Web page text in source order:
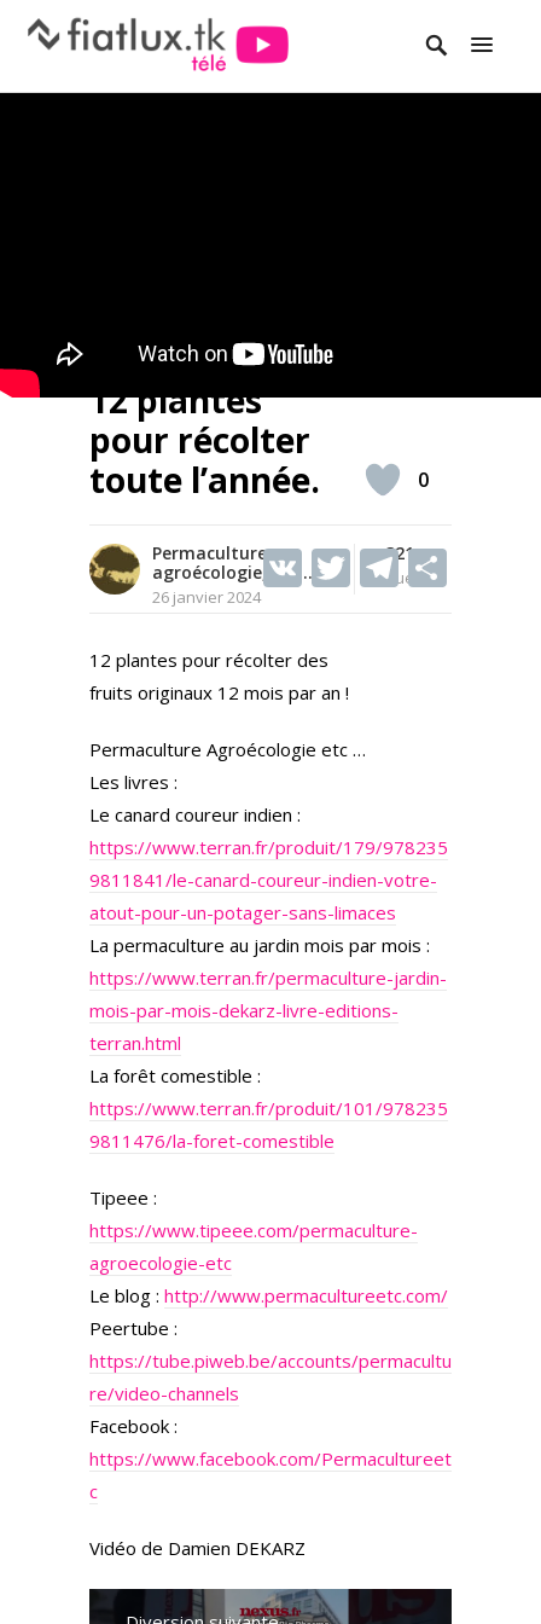
12 plantes
pour récolter
toute l’année.
Permaculture,
agroécologie, etc...
26 janvier 2024
321
Vues
V T T
0
12 plantes pour récolter des
fruits originaux 12 mois par an !
Permaculture Agroécologie etc …
Les livres :
Le canard coureur indien :
https://www.terran.fr/produit/179/978235
9811841/le-canard-coureur-indien-votre-
atout-pour-un-potager-sans-limaces
La permaculture au jardin mois par mois :
https://www.terran.fr/permaculture-jardin-
mois-par-mois-dekarz-livre-editions-
terran.html
La forêt comestible :
https://www.terran.fr/produit/101/978235
9811476/la-foret-comestible
Tipeee :
https://www.tipeee.com/permaculture-
agroecologie-etc
Le blog : http://www.permacultureetc.com/
Peertube :
https://tube.piweb.be/accounts/permacultu
re/video-channels
Facebook :
https://www.facebook.com/Permacultureet
c
Vidéo de Damien DEKARZ